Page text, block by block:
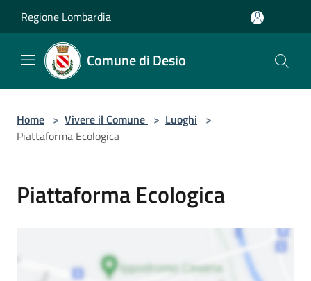
Regione Lombardia
Comune di Desio
Home > Vivere il Comune > Luoghi >
Piattaforma Ecologica
Piattaforma Ecologica